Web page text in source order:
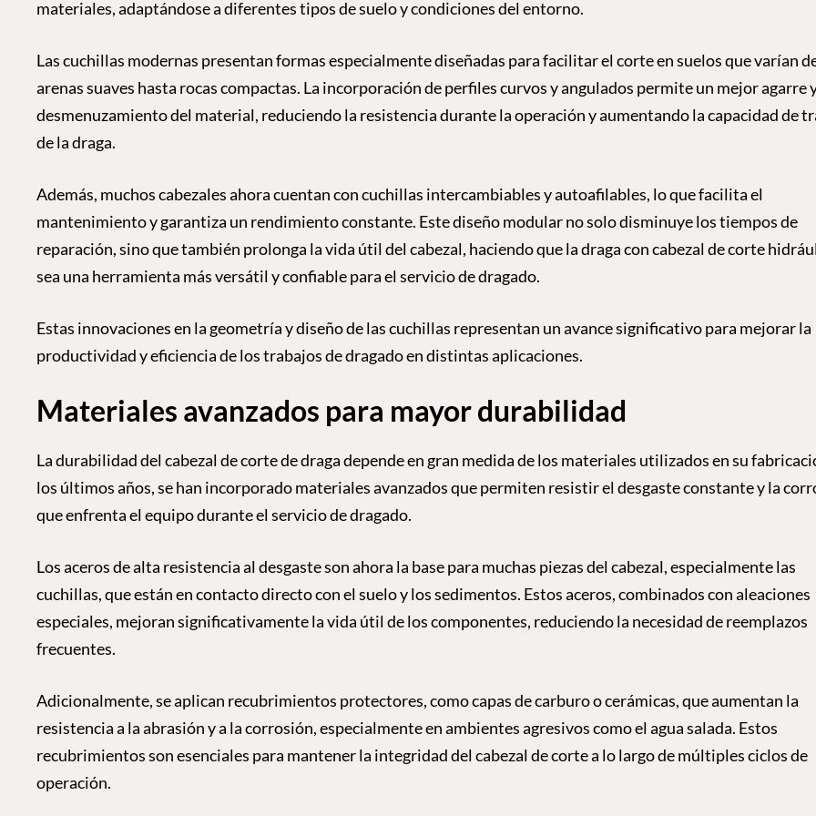
materiales, adaptándose a diferentes tipos de suelo y condiciones del entorno.
Las cuchillas modernas presentan formas especialmente diseñadas para facilitar el corte en suelos que varían
arenas suaves hasta rocas compactas. La incorporación de perfiles curvos y angulados permite un mejor agarre
desmenuzamiento del material, reduciendo la resistencia durante la operación y aumentando la capacidad de
de la draga.
Además, muchos cabezales ahora cuentan con cuchillas intercambiables y autoafilables, lo que facilita el
mantenimiento y garantiza un rendimiento constante. Este diseño modular no solo disminuye los tiempos de
reparación, sino que también prolonga la vida útil del cabezal, haciendo que la draga con cabezal de corte
sea una herramienta más versátil y confiable para el servicio de dragado.
Estas innovaciones en la geometría y diseño de las cuchillas representan un avance significativo para mejorar la
productividad y eficiencia de los trabajos de dragado en distintas aplicaciones.
Materiales avanzados para mayor durabilidad
La durabilidad del cabezal de corte de draga depende en gran medida de los materiales utilizados en su
los últimos años, se han incorporado materiales avanzados que permiten resistir el desgaste constante y la
que enfrenta el equipo durante el servicio de dragado.
Los aceros de alta resistencia al desgaste son ahora la base para muchas piezas del cabezal, especialmente las
cuchillas, que están en contacto directo con el suelo y los sedimentos. Estos aceros, combinados con aleaciones
especiales, mejoran significativamente la vida útil de los componentes, reduciendo la necesidad de reemplazos
frecuentes.
Adicionalmente, se aplican recubrimientos protectores, como capas de carburo o cerámicas, que aumentan la
resistencia a la abrasión y a la corrosión, especialmente en ambientes agresivos como el agua salada. Estos
recubrimientos son esenciales para mantener la integridad del cabezal de corte a lo largo de múltiples ciclos de
operación.